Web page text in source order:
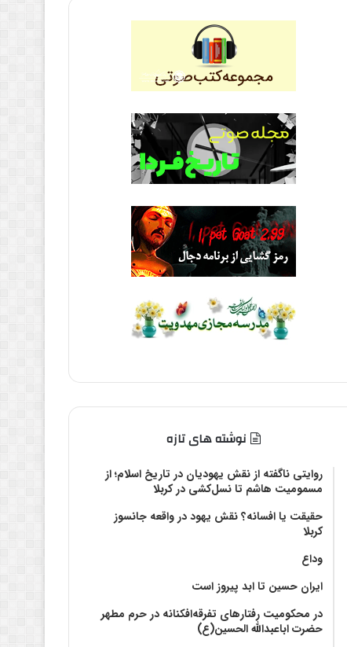
نوشته های تازه
روایتی ناگفته از نقش یهودیان در تاریخ اسلام؛ از
مسمومیت هاشم تا نسل‌کشی در کربلا
حقیقت یا افسانه؟‌ نقش یهود در واقعه جانسوز
کربلا
وداع
ایران حسین تا ابد پیروز است
در محکومیت رفتارهای تفرقه‌افکنانه در حرم مطهر
حضرت اباعبدالله الحسین(ع)